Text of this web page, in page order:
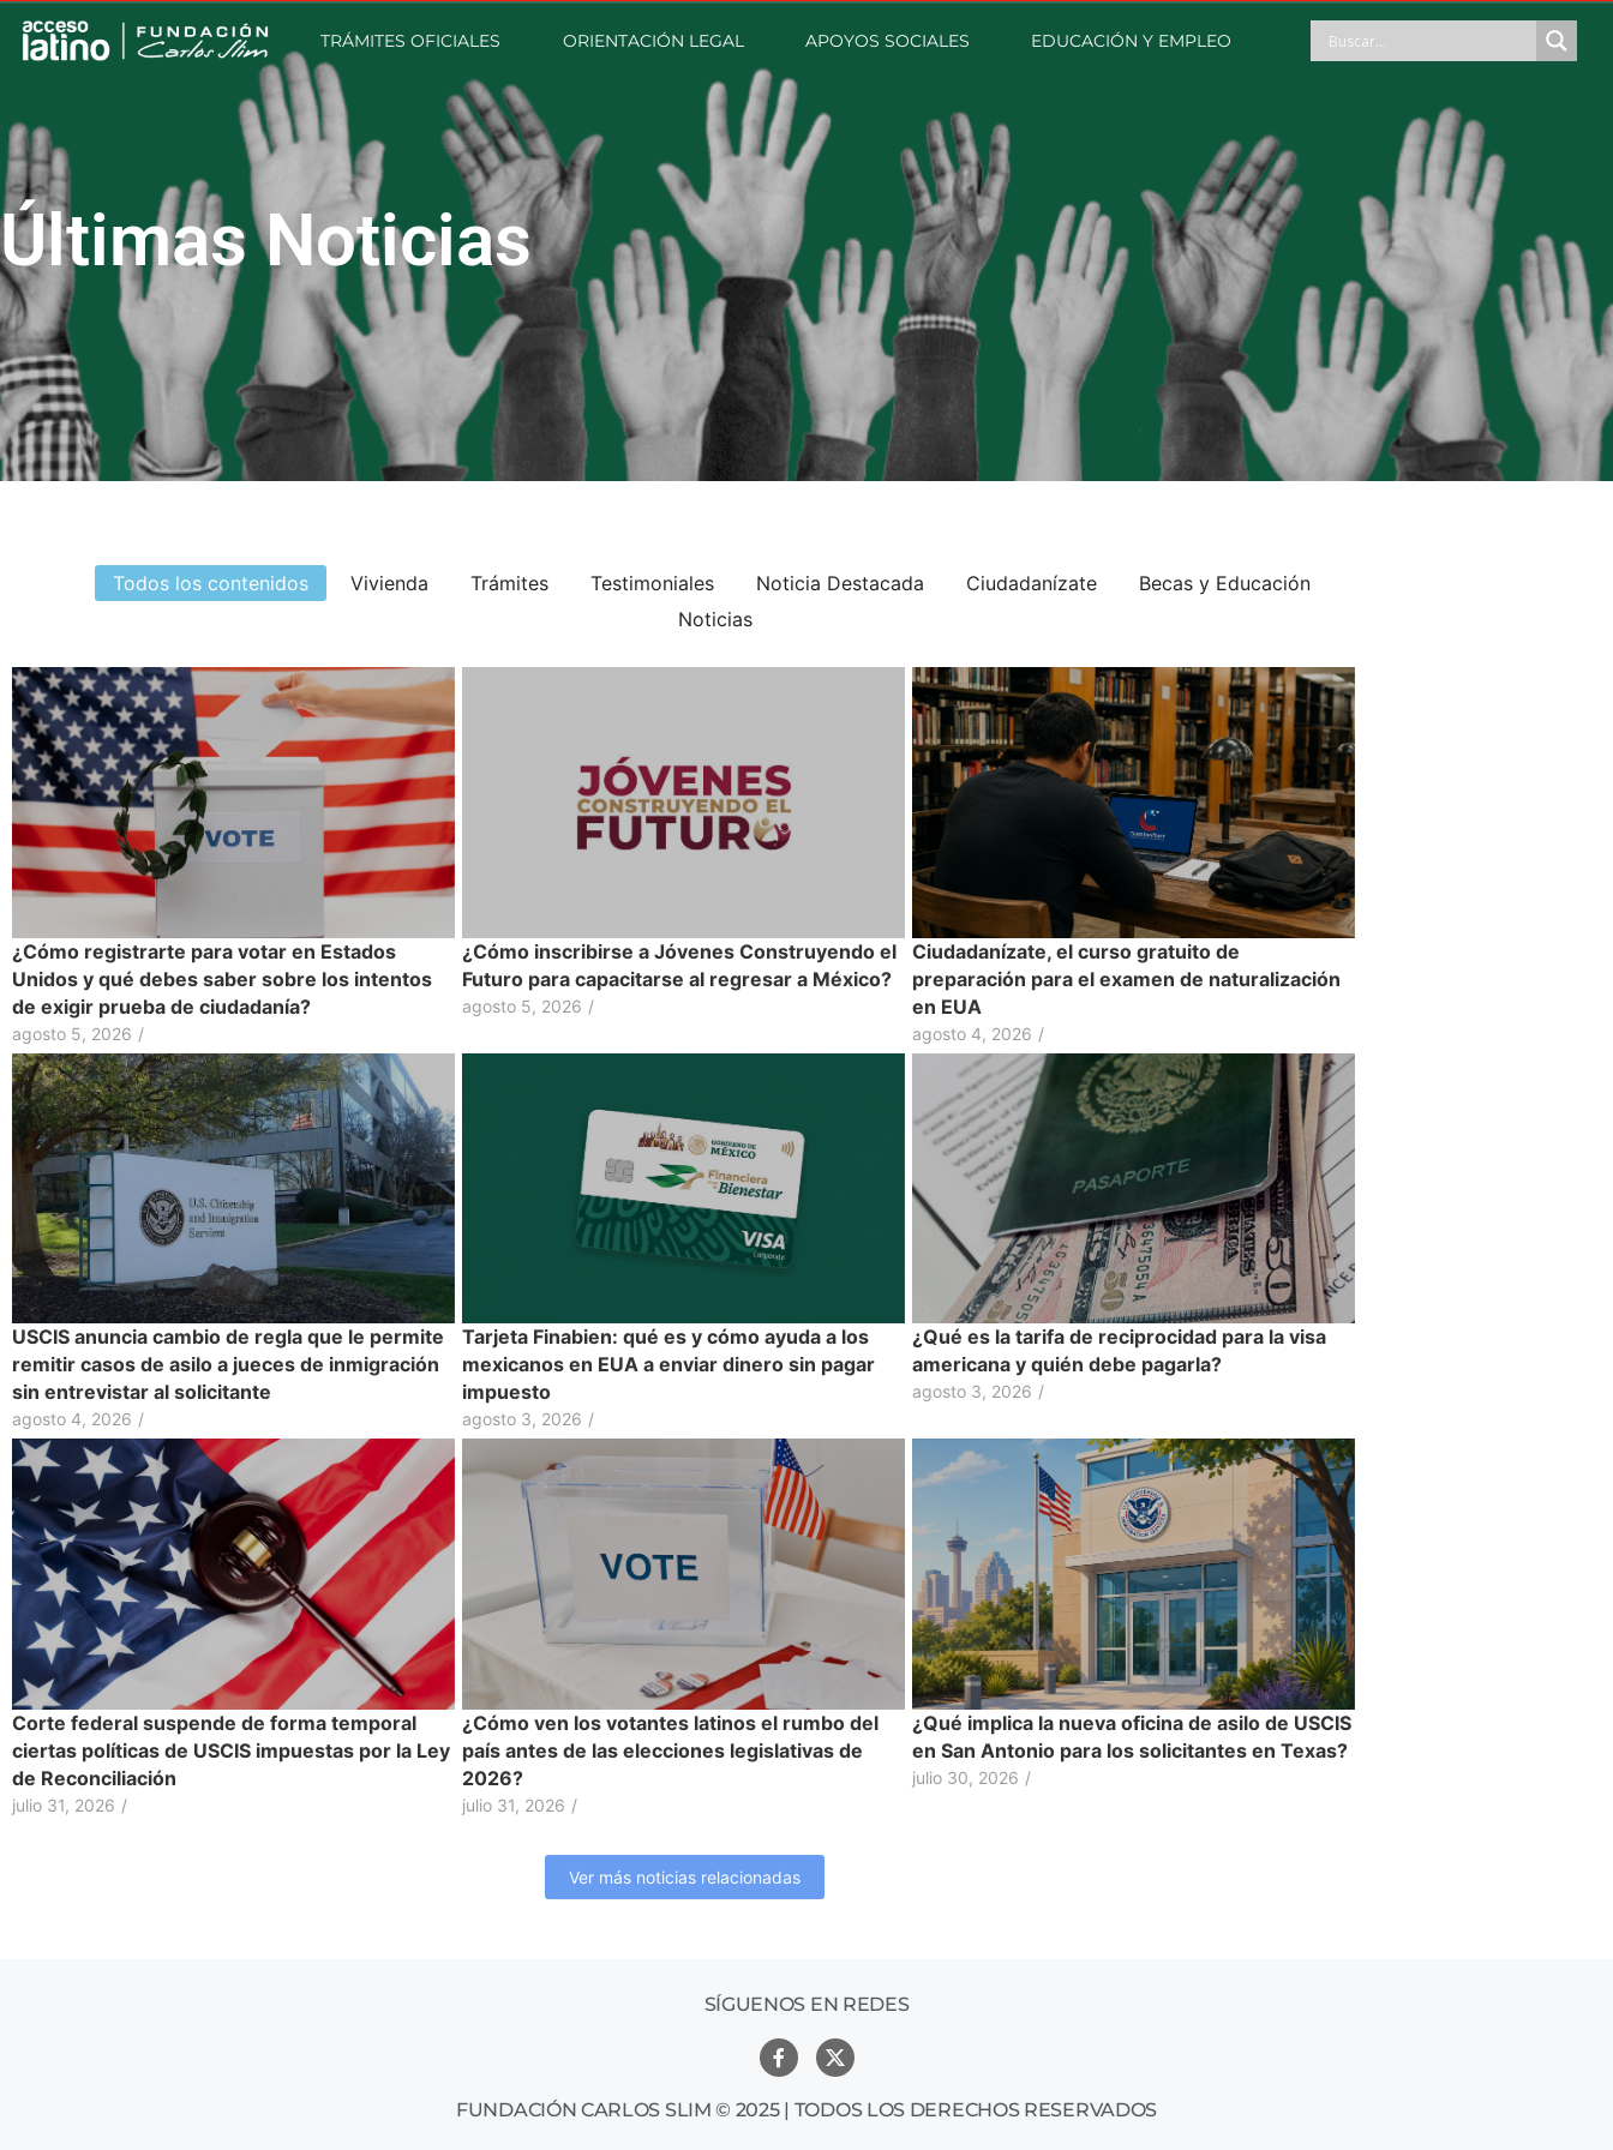
TRÁMITES OFICIALES ORIENTACIÓN LEGAL APOYOS SOCIALES EDUCACIÓN Y EMPLEO
Últimas Noticias
Todos los contenidos Vivienda Trámites Testimoniales Noticia Destacada Ciudadanízate
Becas y Educación
Noticias
¿Cómo registrarte para votar en Estados
Unidos y qué debes saber sobre los intentos
de exigir prueba de ciudadanía?
agosto 5, 2026 /
¿Cómo inscribirse a Jóvenes Construyendo el
Futuro para capacitarse al regresar a México?
agosto 5, 2026 /
Ciudadanízate, el curso gratuito de
preparación para el examen de naturalización
en EUA
agosto 4, 2026 /
USCIS anuncia cambio de regla que le permite
remitir casos de asilo a jueces de inmigración
sin entrevistar al solicitante
agosto 4, 2026 /
Tarjeta Finabien: qué es y cómo ayuda a los
mexicanos en EUA a enviar dinero sin pagar
impuesto
agosto 3, 2026 /
¿Qué es la tarifa de reciprocidad para la visa
americana y quién debe pagarla?
agosto 3, 2026 /
Corte federal suspende de forma temporal
ciertas políticas de USCIS impuestas por la Ley
de Reconciliación
julio 31, 2026 /
¿Cómo ven los votantes latinos el rumbo del
país antes de las elecciones legislativas de
2026?
julio 31, 2026 /
¿Qué implica la nueva oficina de asilo de USCIS
en San Antonio para los solicitantes en Texas?
julio 30, 2026 /
Ver más noticias relacionadas
SÍGUENOS EN REDES
FUNDACIÓN CARLOS SLIM © 2025 | TODOS LOS DERECHOS RESERVADOS